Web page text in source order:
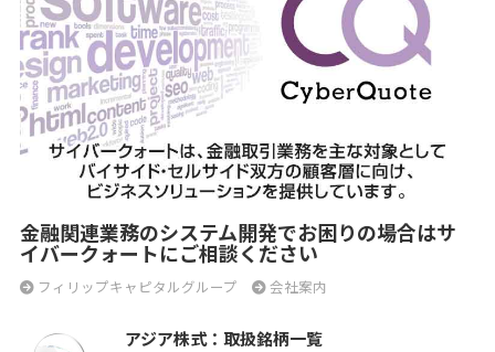
金融関連業務のシステム開発でお困りの場合はサ
イバークォートにご相談ください
フィリップキャピタルグループ 会社案内
アジア株式：取扱銘柄一覧